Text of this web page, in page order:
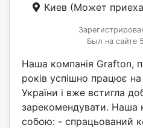
Киев (Может
Был на сайте
Наша компанія Grafton,
років успішно працює
України і вже встигла
зарекомендувати. Наша
собою: - спрацьований